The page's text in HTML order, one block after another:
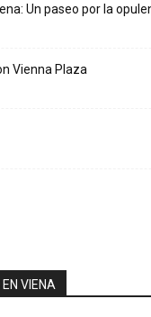
Un paseo por la
Vienna Plaza
VIENA